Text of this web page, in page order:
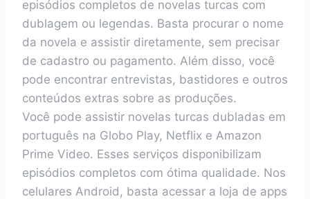
episódios completos de novelas turcas com
dublagem ou legendas. Basta procurar o nome
da novela e assistir diretamente, sem precisar
de cadastro ou pagamento. Além disso, você
pode encontrar entrevistas, bastidores e outros
conteúdos extras sobre as produções.
Você pode assistir novelas turcas dubladas em
português na Globo Play, Netflix e Amazon
Prime Video. Esses serviços disponibilizam
episódios completos com ótima qualidade. Nos
celulares Android, basta acessar a loja de apps